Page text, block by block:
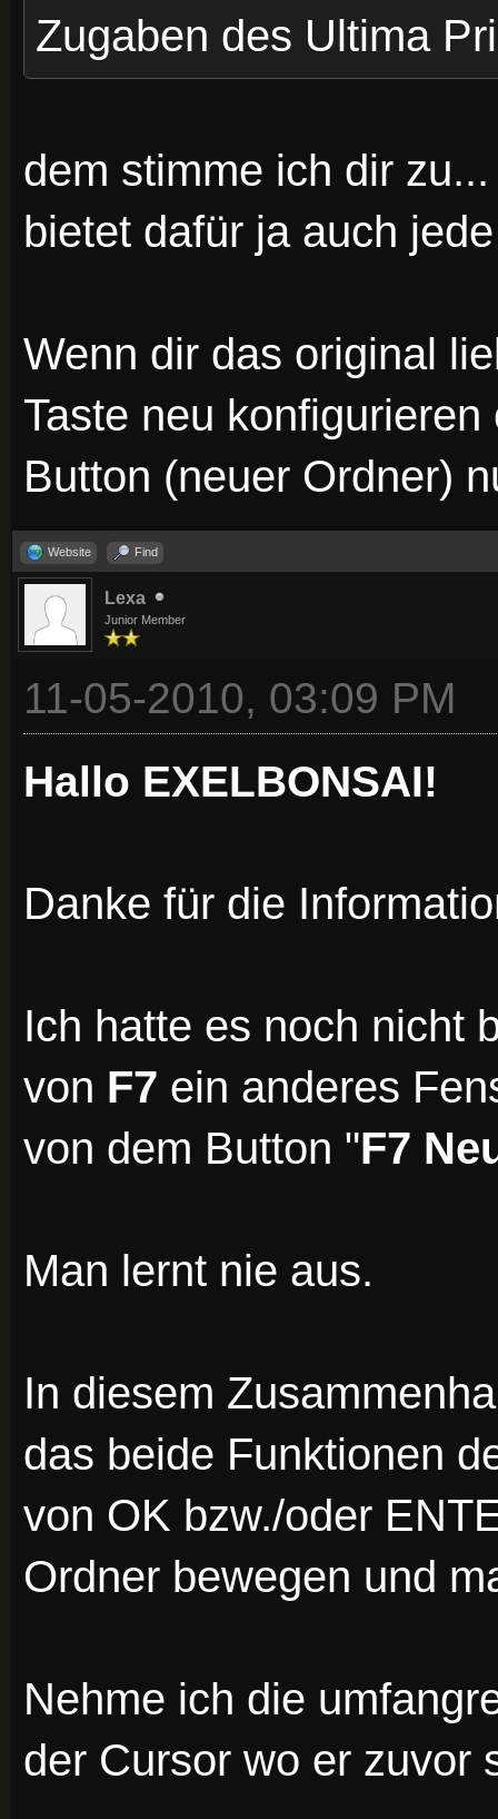
Zugaben des Ultima
dem stimme ich dir zu...
bietet dafür ja auch
Wenn dir das original
Taste neu
Button (neuer Ordner)
Website Find
Lexa
Junior Member
11-05-2010, 03:09 PM
Hallo EXELBONSAI!
Danke für die
Ich hatte es noch nicht
von F7 ein anderes
von dem Button "F7
Man lernt nie aus.
In diesem
das beide Funktionen
von OK bzw./oder
Ordner bewegen und
Nehme ich die
der Cursor wo er zuvor